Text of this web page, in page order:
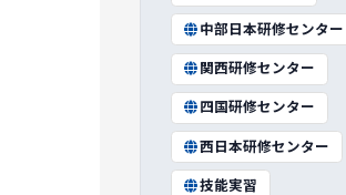
中部日本研修センター
関西研修センター
四国研修センター
西日本研修センター
技能実習